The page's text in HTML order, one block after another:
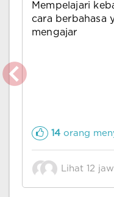
Mempelajari
cara berbahasa
mengajar
14 orang
Lihat 12